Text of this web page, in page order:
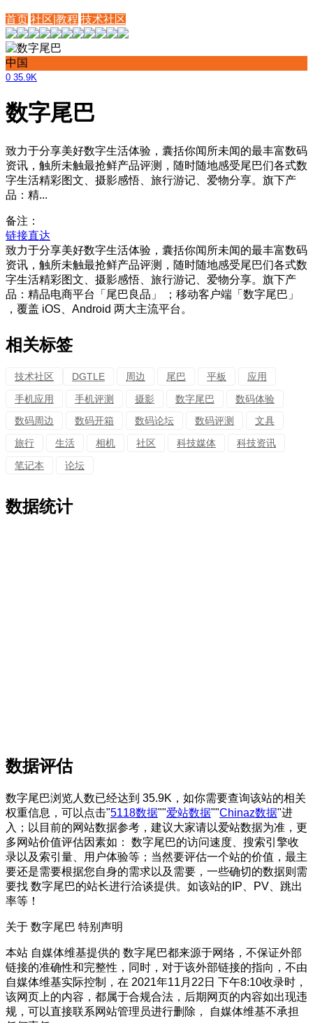
首页 社区|教程 技术社区
中国
0 35.9K
数字尾巴
致力于分享美好数字生活体验，囊括你闻所未闻的最丰富数码
资讯，触所未触最抢鲜产品评测，随时随地感受尾巴们各式数
字生活精彩图文、摄影感悟、旅行游记、爱物分享。旗下产
品：精...
备注：
链接直达
致力于分享美好数字生活体验，囊括你闻所未闻的最丰富数码
资讯，触所未触最抢鲜产品评测，随时随地感受尾巴们各式数
字生活精彩图文、摄影感悟、旅行游记、爱物分享。旗下产
品：精品电商平台「尾巴良品」 ；移动客户端「数字尾巴」
，覆盖 iOS、Android 两大主流平台。
相关标签
技术社区 DGTLE 周边 尾巴 平板
应用
手机应用
手机评测 摄影 数字尾巴
数码体验
数码周边
数码开箱 数码论坛 数码评测
文具
旅行
生活 相机 社区 科技媒体
科技资讯
笔记本
论坛
数据统计
数据评估
数字尾巴浏览人数已经达到 35.9K，如你需要查询该站的相关
权重信息，可以点击"5118数据""爱站数据""Chinaz数据"进
入；以目前的网站数据参考，建议大家请以爱站数据为准，更
多网站价值评估因素如： 数字尾巴的访问速度、搜索引擎收
录以及索引量、用户体验等；当然要评估一个站的价值，最主
要还是需要根据您自身的需求以及需要，一些确切的数据则需
要找 数字尾巴的站长进行洽谈提供。如该站的IP、PV、跳出
率等！
关于 数字尾巴 特别声明
本站 自媒体维基提供的 数字尾巴都来源于网络，不保证外部
链接的准确性和完整性，同时，对于该外部链接的指向，不由
自媒体维基实际控制，在 2021年11月22日 下午8:10收录时，
该网页上的内容，都属于合规合法，后期网页的内容如出现违
规，可以直接联系网站管理员进行删除， 自媒体维基不承担